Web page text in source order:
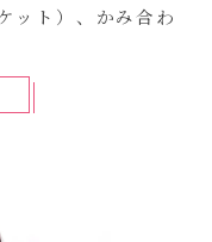
ット）、かみ合わ